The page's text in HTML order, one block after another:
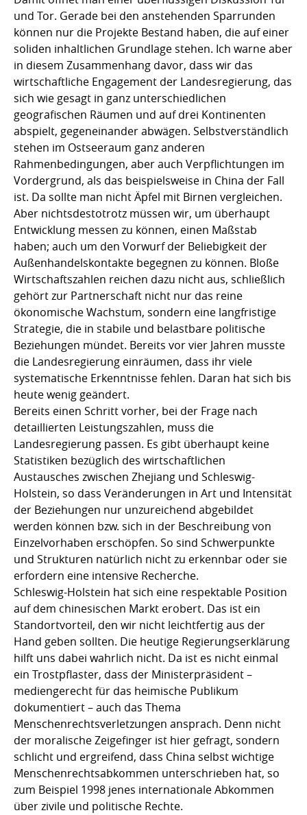
und Tor. Gerade bei den anstehenden Sparrunden
können nur die Projekte Bestand haben, die auf einer
soliden inhaltlichen Grundlage stehen. Ich warne aber
in diesem Zusammenhang davor, dass wir das
wirtschaftliche Engagement der Landesregierung, das
sich wie gesagt in ganz unterschiedlichen
geografischen Räumen und auf drei Kontinenten
abspielt, gegeneinander abwägen. Selbstverständlich
stehen im Ostseeraum ganz anderen
Rahmenbedingungen, aber auch Verpflichtungen im
Vordergrund, als das beispielsweise in China der Fall
ist. Da sollte man nicht Äpfel mit Birnen vergleichen.
Aber nichtsdestotrotz müssen wir, um überhaupt
Entwicklung messen zu können, einen Maßstab
haben; auch um den Vorwurf der Beliebigkeit der
Außenhandelskontakte begegnen zu können. Bloße
Wirtschaftszahlen reichen dazu nicht aus, schließlich
gehört zur Partnerschaft nicht nur das reine
ökonomische Wachstum, sondern eine langfristige
Strategie, die in stabile und belastbare politische
Beziehungen mündet. Bereits vor vier Jahren musste
die Landesregierung einräumen, dass ihr viele
systematische Erkenntnisse fehlen. Daran hat sich bis
heute wenig geändert.
Bereits einen Schritt vorher, bei der Frage nach
detaillierten Leistungszahlen, muss die
Landesregierung passen. Es gibt überhaupt keine
Statistiken bezüglich des wirtschaftlichen
Austausches zwischen Zhejiang und Schleswig-
Holstein, so dass Veränderungen in Art und Intensität
der Beziehungen nur unzureichend abgebildet
werden können bzw. sich in der Beschreibung von
Einzelvorhaben erschöpfen. So sind Schwerpunkte
und Strukturen natürlich nicht zu erkennbar oder sie
erfordern eine intensive Recherche.
Schleswig-Holstein hat sich eine respektable Position
auf dem chinesischen Markt erobert. Das ist ein
Standortvorteil, den wir nicht leichtfertig aus der
Hand geben sollten. Die heutige Regierungserklärung
hilft uns dabei wahrlich nicht. Da ist es nicht einmal
ein Trostpflaster, dass der Ministerpräsident –
mediengerecht für das heimische Publikum
dokumentiert – auch das Thema
Menschenrechtsverletzungen ansprach. Denn nicht
der moralische Zeigefinger ist hier gefragt, sondern
schlicht und ergreifend, dass China selbst wichtige
Menschenrechtsabkommen unterschrieben hat, so
zum Beispiel 1998 jenes internationale Abkommen
über zivile und politische Rechte.